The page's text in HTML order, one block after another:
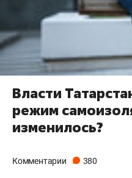
Власти
режим
изменилось?
Комментарии 380